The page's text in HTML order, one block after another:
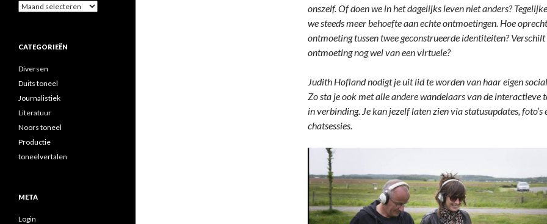
onszelf. Of doen we in het dagelijks leven niet anders?
we steeds meer behoefte aan echte ontmoetingen. Hoe
ontmoeting tussen twee geconstrueerde identiteiten? Verschilt
ontmoeting nog wel van een virtuele?
Judith Hofland nodigt je uit lid te worden van haar eigen
Zo sta je ook met alle andere wandelaars van de interactieve
in verbinding. Je kan jezelf laten zien via statusupdates, foto’s
chatsessies.
Archieven
CATEGORIEËN
Diversen
Duits toneel
Journalistiek
Literatuur
Noors toneel
Productie
toneelvertalen
META
Login